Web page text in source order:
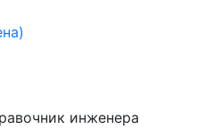
инженера